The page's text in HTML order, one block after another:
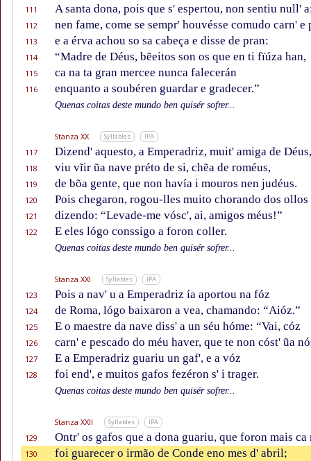
111 A santa dona, pois que s' espertou, non sentiu null'
112 nen fame, come se sempr' houvésse comudo carn' e
113 e a érva achou so sa cabeça e disse de pran:
114 “Madre de Déus, bẽeitos son os que en ti fïúza han,
115 ca na ta gran mercee nunca falecerán
116 enquanto a soubéren guardar e gradecer.”
Quenas coitas deste mundo ben quisér sofrer...
Stanza XX Syllables IPA
117 Dizend' aquesto, a Emperadriz, muit' amiga de Déus,
118 viu vĩir ũa nave préto de si, chẽa de roméus,
119 de bõa gente, que non havía i mouros nen judéus.
120 Pois chegaron, rogou-lles muito chorando dos ollos
121 dizendo: “Levade-me vósc', ai, amigos méus!”
122 E eles lógo conssigo a foron coller.
Quenas coitas deste mundo ben quisér sofrer...
Stanza XXI Syllables IPA
123 Pois a nav' u a Emperadriz ía aportou na fóz
124 de Roma, lógo baixaron a vea, chamando: “Aióz.”
125 E o maestre da nave diss' a un séu hóme: “Vai, cóz
126 carn' e pescado do méu haver, que te non cóst' ũa
127 E a Emperadriz guariu un gaf', e a vóz
128 foi end', e muitos gafos fezéron s' i trager.
Quenas coitas deste mundo ben quisér sofrer...
Stanza XXII Syllables IPA
129 Ontr' os gafos que a dona guariu, que foron mais ca
130 foi guarecer o irmão de Conde eno mes d' abril;